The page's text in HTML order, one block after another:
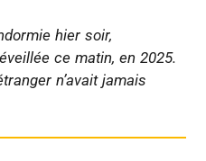
hier soir,
ce matin, en 2025.
n’avait jamais